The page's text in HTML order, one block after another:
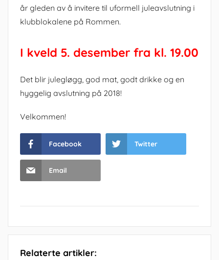
år gleden av å invitere til uformell juleavslutning i
klubblokalene på Rommen.
I kveld 5. desember fra kl. 19.00
Det blir julegløgg, god mat, godt drikke og en
hyggelig avslutning på 2018!
Velkommen!
Facebook Twitter
Email
Relaterte artikler: